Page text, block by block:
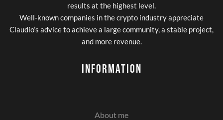
results at the highest level.
Well-known companies in the crypto industry appreciate
Claudio’s advice to achieve a large community, a stable project,
and more revenue.
Information
About me